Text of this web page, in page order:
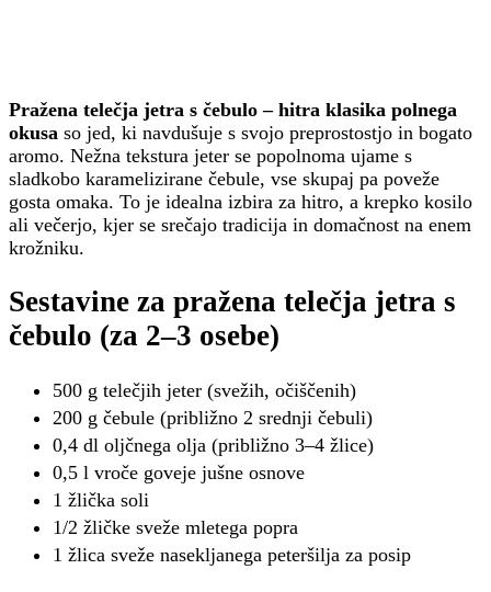
Pražena telečja jetra s čebulo – hitra klasika polnega
okusa so jed, ki navdušuje s svojo preprostostjo in bogato
aromo. Nežna tekstura jeter se popolnoma ujame s
sladkobo karamelizirane čebule, vse skupaj pa poveže
gosta omaka. To je idealna izbira za hitro, a krepko kosilo
ali večerjo, kjer se srečajo tradicija in domačnost na enem
krožniku.
Sestavine za pražena telečja jetra s
čebulo (za 2–3 osebe)
500 g telečjih jeter (svežih, očiščenih)
200 g čebule (približno 2 srednji čebuli)
0,4 dl oljčnega olja (približno 3–4 žlice)
0,5 l vroče goveje jušne osnove
1 žlička soli
1/2 žličke sveže mletega popra
1 žlica sveže nasekljanega peteršilja za posip